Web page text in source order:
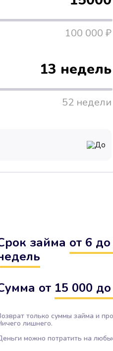
100 000 ₽
13 недель
52 недели
До
займа от 6
от 15 000
только суммы займа и
лишнего.
можно потратить на